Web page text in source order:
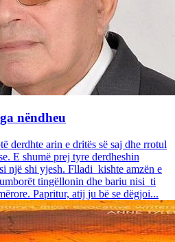
nëndheu
derdhte arin e dritës së saj dhe rrotul
E shumë prej tyre derdheshin
një shi yjesh. Flladi kishte amzën e
tingëllonin dhe bariu nisi ti
Papritur, atij ju bë se dëgjoi...